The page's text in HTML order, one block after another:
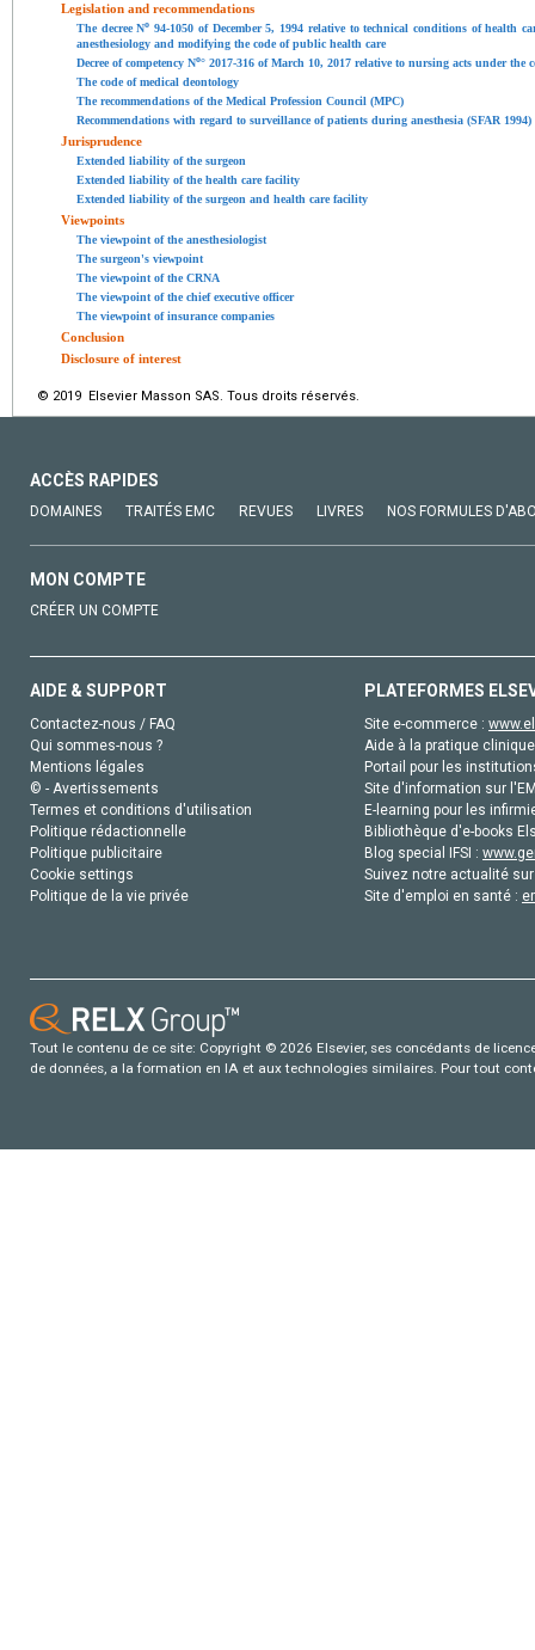
Legislation and recommendations
The decree No 94-1050 of December 5, 1994 relative to technical conditions of health
anesthesiology and modifying the code of public health care
Decree of competency No° 2017-316 of March 10, 2017 relative to nursing acts under the
The code of medical deontology
The recommendations of the Medical Profession Council (MPC)
Recommendations with regard to surveillance of patients during anesthesia (SFAR 1994)
Jurisprudence
Extended liability of the surgeon
Extended liability of the health care facility
Extended liability of the surgeon and health care facility
Viewpoints
The viewpoint of the anesthesiologist
The surgeon's viewpoint
The viewpoint of the CRNA
The viewpoint of the chief executive officer
The viewpoint of insurance companies
Conclusion
Disclosure of interest
© 2019 Elsevier Masson SAS. Tous droits réservés.
ACCÈS RAPIDES
DOMAINES TRAITÉS EMC REVUES LIVRES NOS FORMULES
MON COMPTE
CRÉER UN COMPTE
AIDE & SUPPORT
Contactez-nous / FAQ
Qui sommes-nous ?
Mentions légales
© - Avertissements
Termes et conditions d'utilisation
Politique rédactionnelle
Politique publicitaire
Cookie settings
Politique de la vie privée
PLATEFORMES
Site e-commerce :
Aide à la pratique
Portail pour les
Site d'information sur
E-learning pour les
Bibliothèque d'e-books
Blog special IFSI :
Suivez notre actualité
Site d'emploi en santé :
Tout le contenu de ce site: Copyright © 2026 Elsevier, ses concédants de
de données, a la formation en IA et aux technologies similaires. Pour tout